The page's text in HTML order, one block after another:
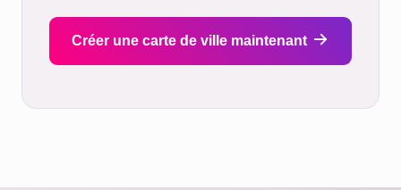
Créer une carte de ville maintenant